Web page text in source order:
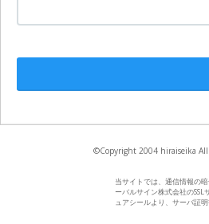
©Copyright 2004 hiraiseika All
当サイトでは、通信情報の
ーバルサイン株式会社の
ュアシールより、サーバ証